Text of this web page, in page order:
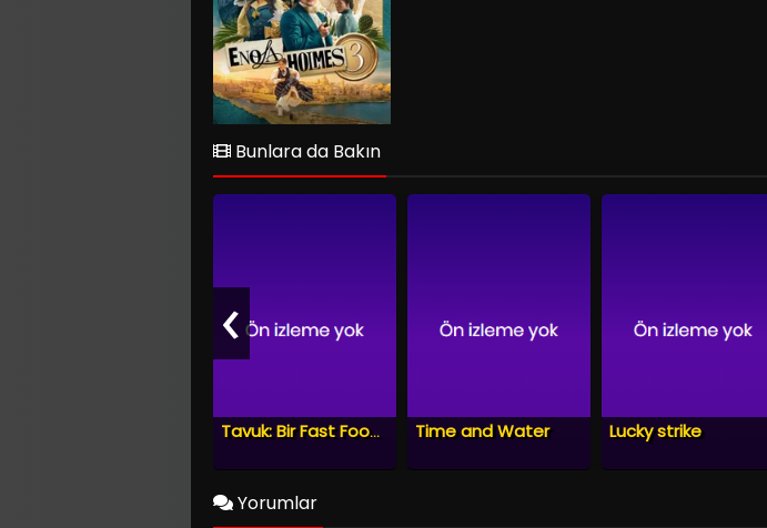
Bunlara da Bakın
Tavuk: Bir Fast Food Komplosu Time and Water Lucky strike
‹
Yorumlar